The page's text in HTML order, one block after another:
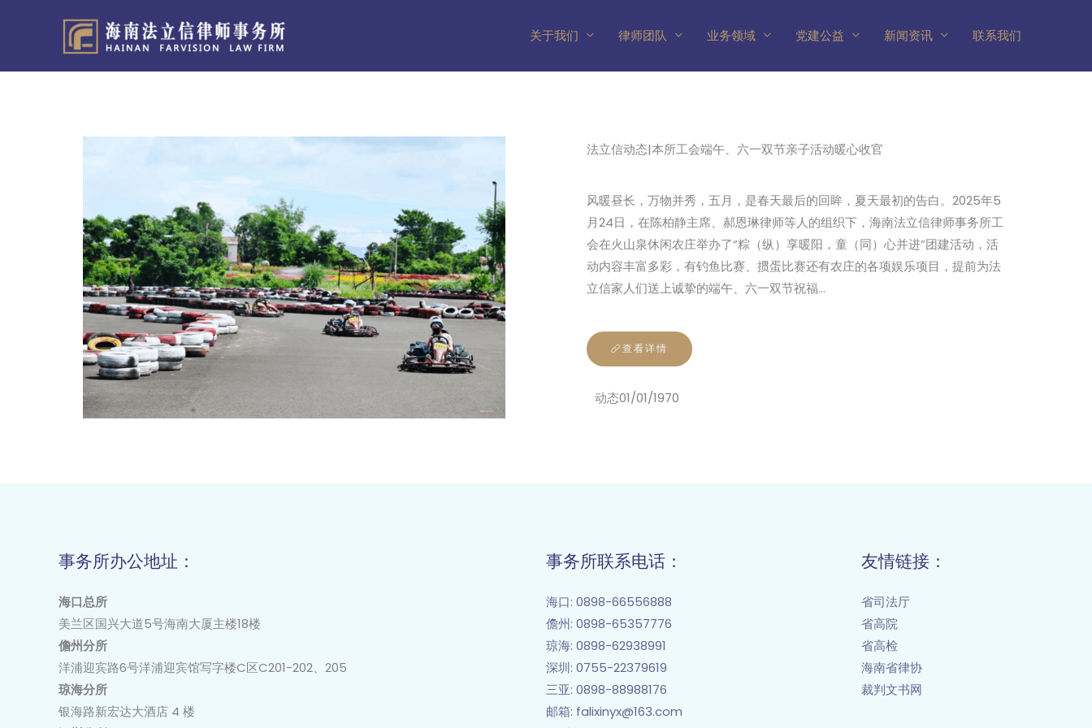
容
关于我们 律师团队 业务领域 党建公益 新闻资讯 联系我们
法立信动态|本所工会端午、六一双节亲子活动暖心收官
风暖昼长，万物并秀，五月，是春天最后的回眸，夏天最初的告白。2025年5
月24日，在陈柏静主席、郝恩琳律师等人的组织下，海南法立信律师事务所工
会在火山泉休闲农庄举办了“粽（纵）享暖阳，童（同）心并进”团建活动，活
动内容丰富多彩，有钓鱼比赛、掼蛋比赛还有农庄的各项娱乐项目，提前为法
立信家人们送上诚挚的端午、六一双节祝福…
查看详情
动态01/01/1970
事务所办公地址：
海口总所
美兰区国兴大道5号海南大厦主楼18楼
儋州分所
洋浦迎宾路6号洋浦迎宾馆写字楼C区C201-202、205
琼海分所
银海路新宏达大酒店 4 楼
事务所联系电话：
海口: 0898-66556888
儋州: 0898-65357776
琼海: 0898-62938991
深圳: 0755-22379619
三亚: 0898-88988176
邮箱: falixinyx@163.com
友情链接：
省司法厅
省高院
省高检
海南省律协
裁判文书网